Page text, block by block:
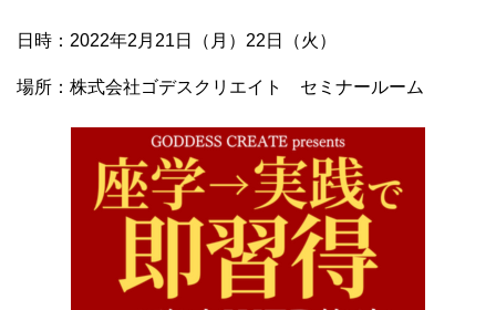
日時：2022年2月21日（月）22日（火）
場所：株式会社ゴデスクリエイト セミナールーム